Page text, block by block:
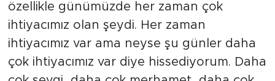
özellikle günümüzde her zaman çok
ihtiyacımız olan şeydi. Her zaman
ihtiyacımız var ama neyse şu günler daha
çok ihtiyacımız var diye hissediyorum. Daha